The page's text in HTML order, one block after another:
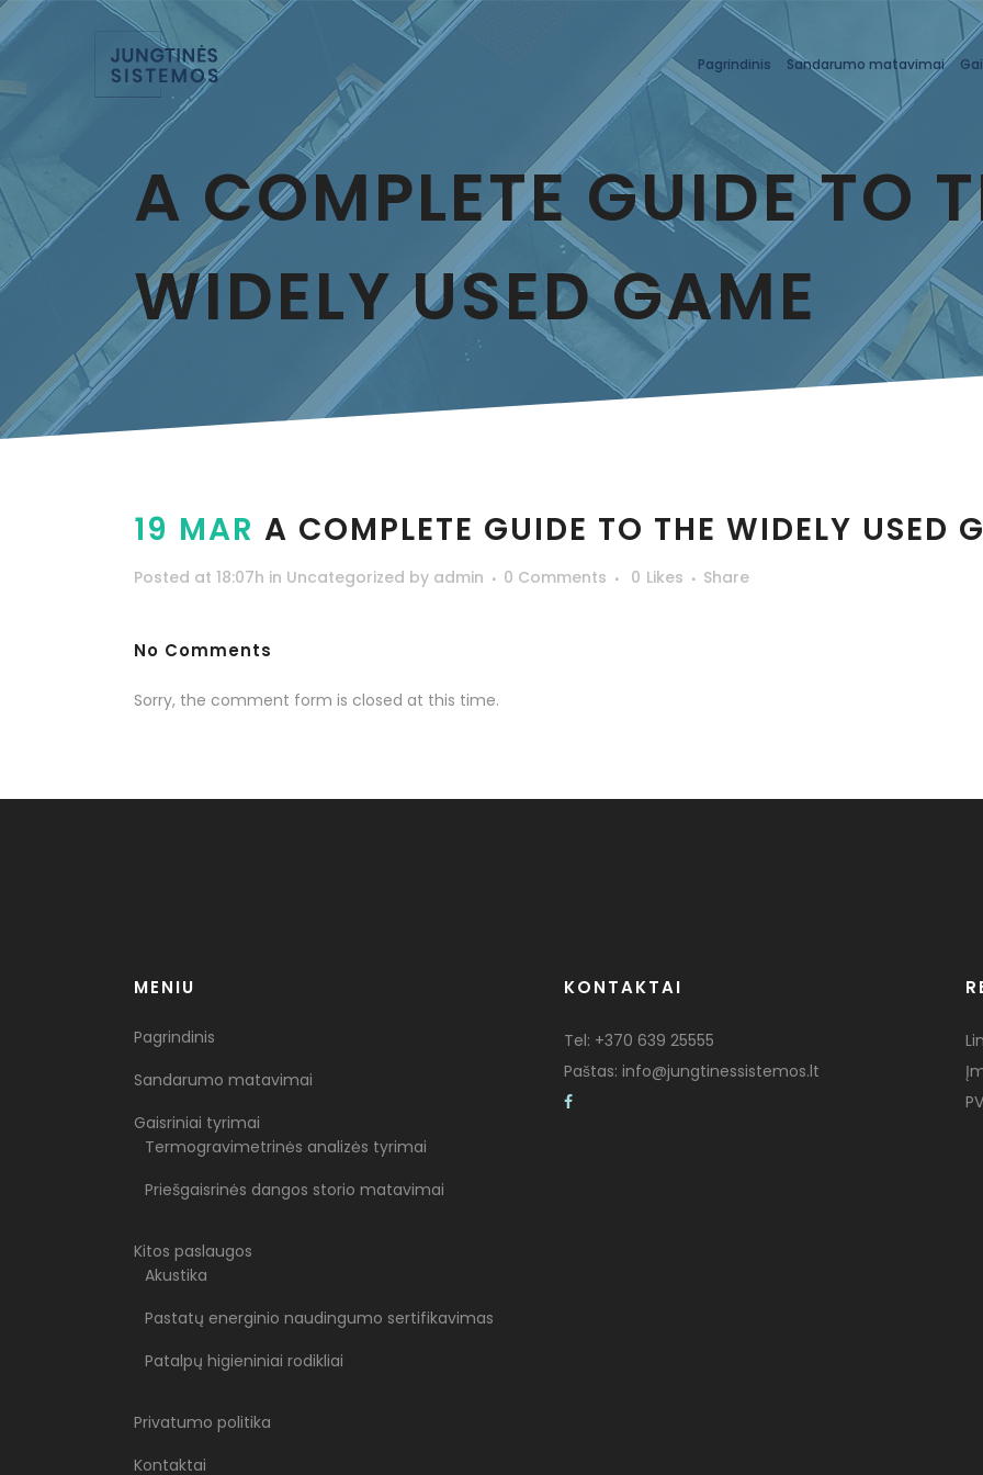
Pagrindinis Sandarumo matavimai
A COMPLETE GUIDE TO
WIDELY USED GAME
19 MAR A COMPLETE GUIDE TO THE WIDELY USED
Posted at 18:07h in Uncategorized by admin 0 Comments 0 Likes Share
No Comments
Sorry, the comment form is closed at this time.
MENIU
Pagrindinis
Sandarumo matavimai
Gaisriniai tyrimai
Termogravimetrinės analizės tyrimai
Priešgaisrinės dangos storio matavimai
Kitos paslaugos
Akustika
Pastatų energinio naudingumo sertifikavimas
Patalpų higieniniai rodikliai
Privatumo politika
Kontaktai
KONTAKTAI
Tel: +370 639 25555
Paštas: info@jungtinessistemos.lt